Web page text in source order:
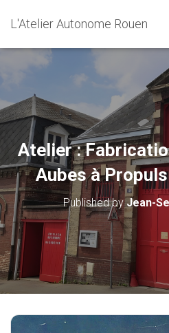
L'Atelier Autonome Rouen
Atelier :
Aubes à
Published byJean-